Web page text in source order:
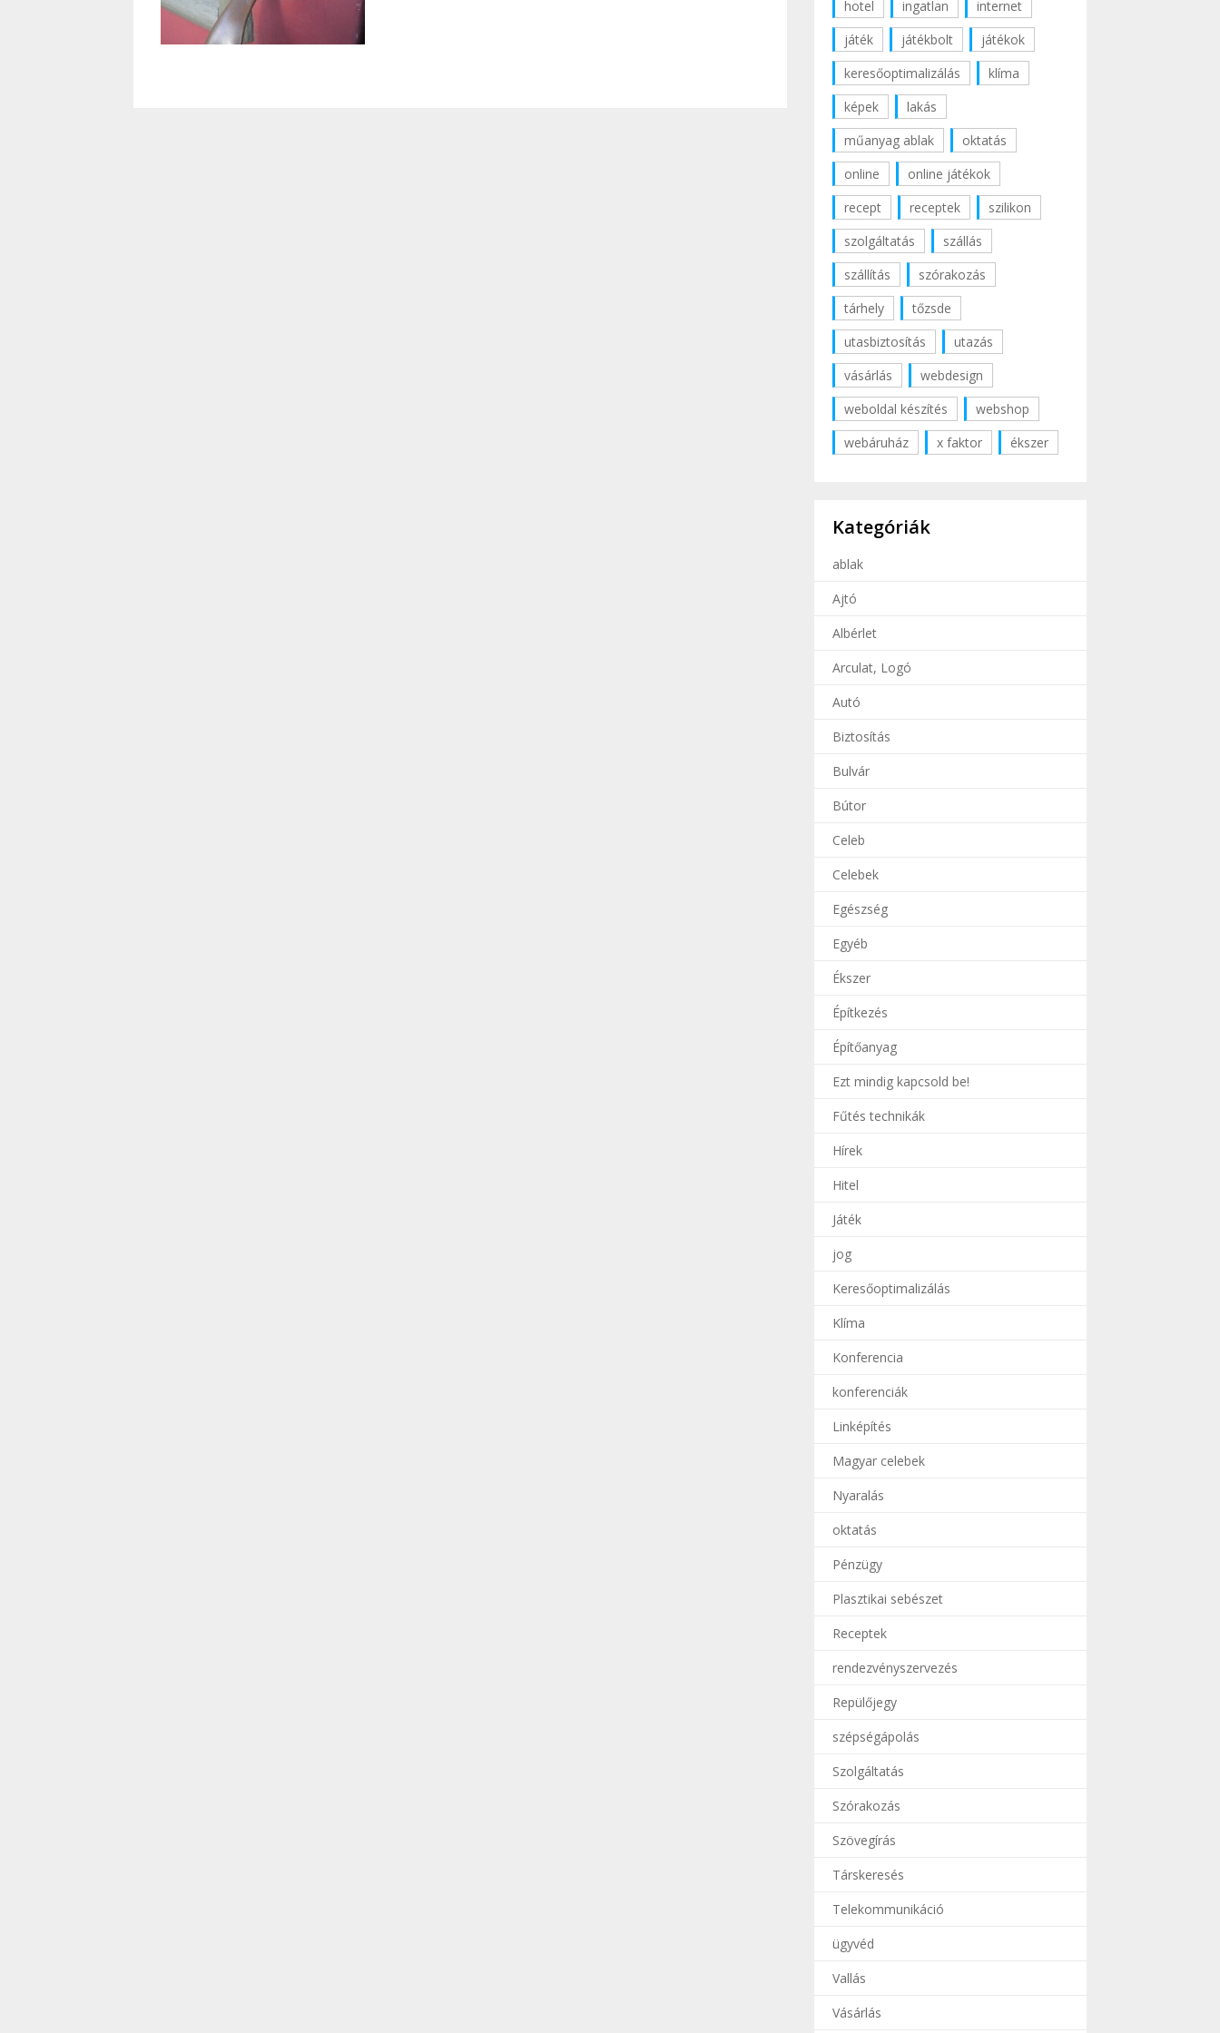
hotel ingatlan
internet
játék
játékbolt
játékok
keresőoptimalizálás
klíma
képek
lakás
műanyag ablak
oktatás
online
online játékok
recept
receptek
szilikon
szolgáltatás
szállás
szállítás
szórakozás
tárhely
tőzsde
utasbiztosítás
utazás
vásárlás
webdesign
weboldal készítés
webshop
webáruház
x faktor ékszer
Kategóriák
ablak
Ajtó
Albérlet
Arculat, Logó
Autó
Biztosítás
Bulvár
Bútor
Celeb
Celebek
Egészség
Egyéb
Ékszer
Építkezés
Építőanyag
Ezt mindig kapcsold be!
Fűtés technikák
Hírek
Hitel
Játék
jog
Keresőoptimalizálás
Klíma
Konferencia
konferenciák
Linképítés
Magyar celebek
Nyaralás
oktatás
Pénzügy
Plasztikai sebészet
Receptek
rendezvényszervezés
Repülőjegy
szépségápolás
Szolgáltatás
Szórakozás
Szövegírás
Társkeresés
Telekommunikáció
ügyvéd
Vallás
Vásárlás